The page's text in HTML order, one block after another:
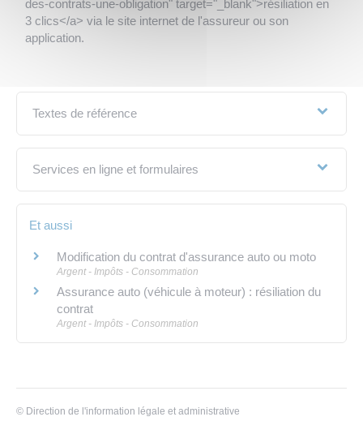
des-contrats-une-obligation" target="_blank">résiliation en
3 clics</a> via le site internet de l'assureur ou son
application.
Textes de référence
Services en ligne et formulaires
Et aussi
Modification du contrat d'assurance auto ou moto
Argent - Impôts - Consommation
Assurance auto (véhicule à moteur) : résiliation du
contrat
Argent - Impôts - Consommation
© Direction de l'information légale et administrative